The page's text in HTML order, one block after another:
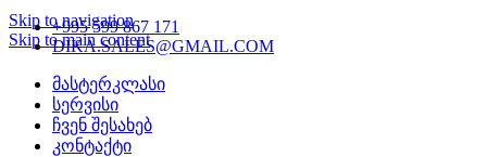
Skip to navigation
Skip to main content
+995 599 867 171
DIKA.SALES@GMAIL.COM
მასტერკლასი
სერვისი
ჩვენ შესახებ
კონტაქტი